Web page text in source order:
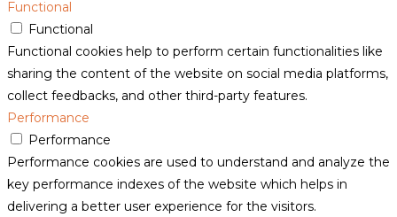
Functional
Functional
Functional cookies help to perform certain functionalities like
sharing the content of the website on social media platforms,
collect feedbacks, and other third-party features.
Performance
Performance
Performance cookies are used to understand and analyze the
key performance indexes of the website which helps in
delivering a better user experience for the visitors.